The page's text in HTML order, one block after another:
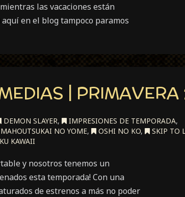
las vacaciones están
en el blog tampoco paramos
|
DEMON SLAYER, IMPRESIONES DE TEMPORADA,
MAHOUTSUKAI NO YOME, OSHI NO KO, SKIP TO
KAWAII
y nosotros tenemos un
esta temporada! Con una
de estrenos a más no poder